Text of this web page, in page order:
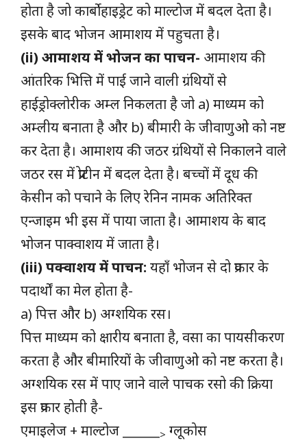
होता है जो कार्बोहाइड्रेट को माल्टोज में बदल देता है।
इसके बाद भोजन आमाशय में पहुचता है।
(ii) आमाशय में भोजन का पाचन- आमाशय की
आंतरिक भित्ति में पाई जाने वाली ग्रंथियों से
हाईड्रोक्लोरीक अम्ल निकलता है जो a) माध्यम को
अम्लीय बनाता है और b) बीमारी के जीवाणुओ को नष्ट
कर देता है। आमाशय की जठर ग्रंथियों से निकालने वाले
जठर रस में प्रोटीन में बदल देता है। बच्चों में दूध की
केसीन को पचाने के लिए रेनिन नामक अतिरिक्त
एन्जाइम भी इस में पाया जाता है। आमाशय के बाद
भोजन पाक्वाशय में जाता है।
(iii) पक्वाशय में पाचन: यहाँ भोजन से दो प्रकार के
पदार्थों का मेल होता है-
a) पित्त और b) अग्शयिक रस।
पित्त माध्यम को क्षारीय बनाता है, वसा का पायसीकरण
करता है और बीमारियों के जीवाणुओ को नष्ट करता है।
अग्शयिक रस में पाए जाने वाले पाचक रसो की क्रिया
इस प्रकार होती है-
एमाइलेज + माल्टोज ______
> ग्लूकोस